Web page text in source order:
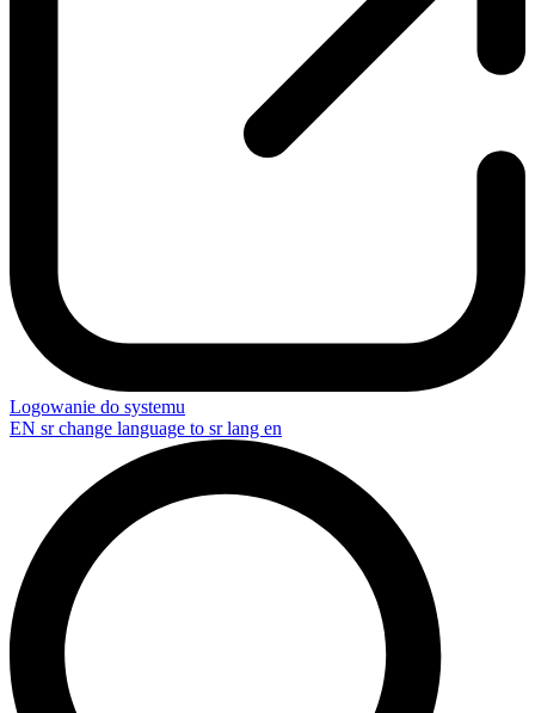
Logowanie do systemu
EN sr change language to sr lang en